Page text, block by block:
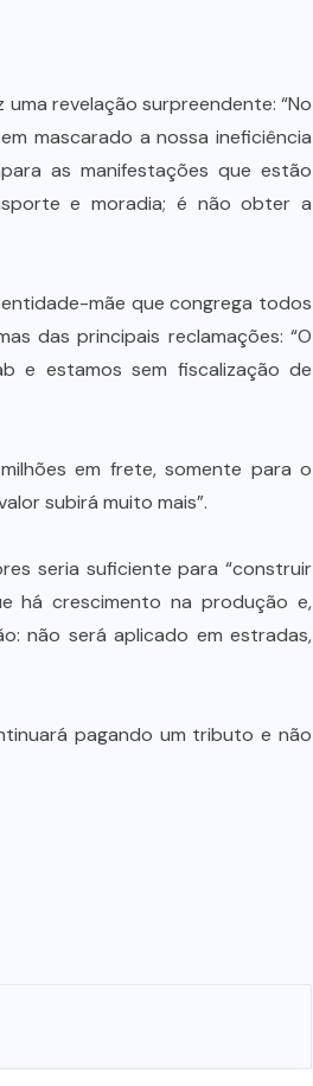
revelação surpreendente: “No
mascarado a nossa ineficiência
as manifestações que estão
e moradia; é não obter a
mãe que congrega todos
das principais reclamações: “O
e estamos sem fiscalização de
em frete, somente para o
subirá muito mais”.
seria suficiente para “construir
há crescimento na produção e,
não será aplicado em estradas,
pagando um tributo e não
é escolhido de